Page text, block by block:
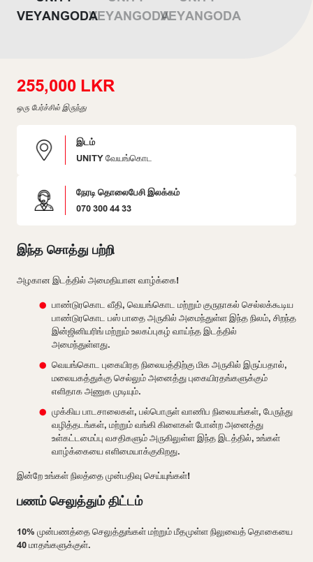
255,000 LKR
ஒரு பேர்ச்சில் இருந்து
இடம்
UNITY வேயங்கொட
நேரடி தொலைபேசி இலக்கம்
070 300 44 33
இந்த சொத்து பற்றி
அழகான இடத்தில் அமைதியான வாழ்க்கை!
பாண்டுரகொட வீதி, வெயங்கொட மற்றும் குருநாகல் செல்லக்கூடிய
பாண்டுரகொட பஸ் பாதை அருகில் அமைந்துள்ள இந்த நிலம், சிறந்த
இன்ஜினியரிங் மற்றும் உலகப்புகழ் வாய்ந்த இடத்தில்
அமைந்துள்ளது.
வெயங்கொட புகையிரத நிலையத்திற்கு மிக அருகில் இருப்பதால்,
மலையகத்துக்கு செல்லும் அனைத்து புகையிரதங்களுக்கும்
எளிதாக அணுக முடியும்.
முக்கிய பாடசாலைகள், பல்பொருள் வாணிப நிலையங்கள், பேருந்து
வழித்தடங்கள், மற்றும் வங்கி கிளைகள் போன்ற அனைத்து
உள்கட்டமைப்பு வசதிகளும் அருகிலுள்ள இந்த இடத்தில், உங்கள்
வாழ்க்கையை எளிமையாக்குகிறது.
இன்றே உங்கள் நிலத்தை முன்பதிவு செய்யுங்கள்!
பணம் செலுத்தும் திட்டம்
10% முன்பணத்தை செலுத்துங்கள் மற்றும் மீதமுள்ள நிலுவைத் தொகையை
40 மாதங்களுக்குள்.